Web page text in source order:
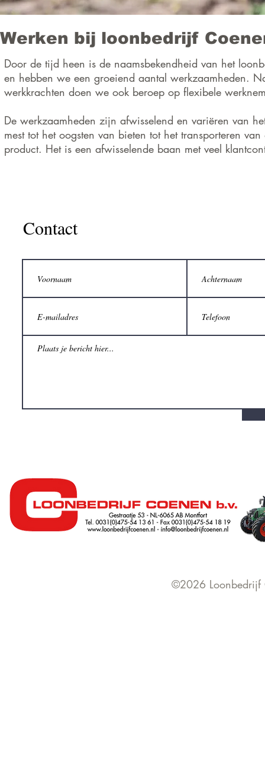
Werken bij loonbedrijf
Door de tijd heen is de naamsbekendheid van het
en hebben we een groeiend aantal werkzaamheden.
werkkrachten doen we ook beroep op flexibele
De werkzaamheden zijn afwisselend en variëren van
mest tot het oogsten van bieten tot het transporteren
product. Het is een afwisselende baan met veel
Contact
©2026 Loonbedrijf